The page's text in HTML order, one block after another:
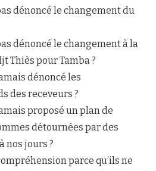
dénoncé le changement du
dénoncé le changement à la
Thiès pour Tamba ?
dénoncé les
des receveurs ?
proposé un plan de
détournées par des
nos jours ?
parce qu’ils ne